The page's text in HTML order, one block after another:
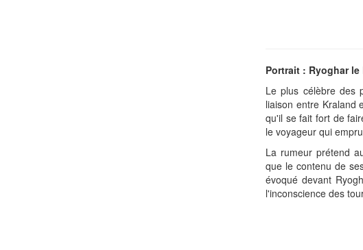
Portrait : Ryoghar le
Le plus célèbre des
liaison entre Kraland
qu'il se fait fort de
le voyageur qui
La rumeur prétend
que le contenu de
évoqué devant
l'inconscience des